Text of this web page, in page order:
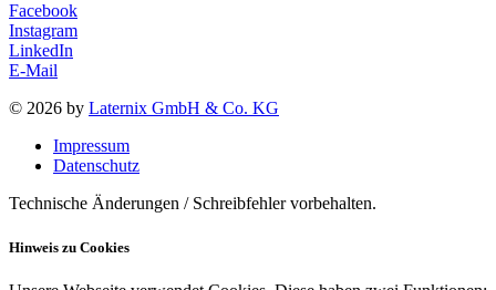
Facebook
Instagram
LinkedIn
E-Mail
© 2026 by Laternix GmbH & Co. KG
Impressum
Datenschutz
Technische Änderungen / Schreibfehler vorbehalten.
Hinweis zu Cookies